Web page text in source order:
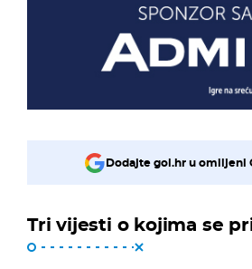
Dodajte gol.hr u omiljeni
Tri vijesti o kojima se